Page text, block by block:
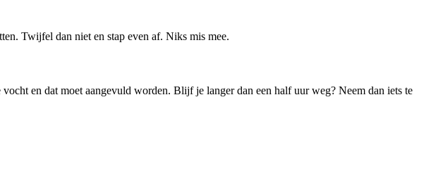
Twijfel dan niet en stap even af. Niks mis mee.
en dat moet aangevuld worden. Blijf je langer dan een half uur weg? Neem dan iets te